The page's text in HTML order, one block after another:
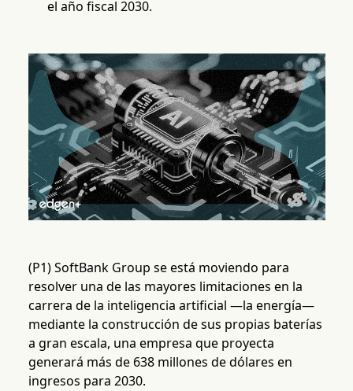
el año fiscal 2030.
(P1) SoftBank Group se está moviendo para
resolver una de las mayores limitaciones en la
carrera de la inteligencia artificial —la energía—
mediante la construcción de sus propias baterías
a gran escala, una empresa que proyecta
generará más de 638 millones de dólares en
ingresos para 2030.